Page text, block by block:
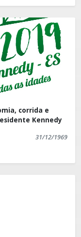
corrida e
Kennedy
31/12/1969